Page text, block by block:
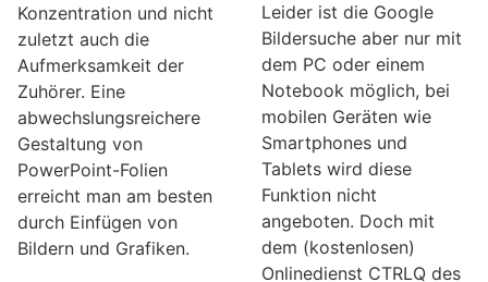
Konzentration und nicht
zuletzt auch die
Aufmerksamkeit der
Zuhörer. Eine
abwechslungsreichere
Gestaltung von
PowerPoint-Folien
erreicht man am besten
durch Einfügen von
Bildern und Grafiken.
Leider ist die Google
Bildersuche aber nur mit
dem PC oder einem
Notebook möglich, bei
mobilen Geräten wie
Smartphones und
Tablets wird diese
Funktion nicht
angeboten. Doch mit
dem (kostenlosen)
Onlinedienst CTRLQ des